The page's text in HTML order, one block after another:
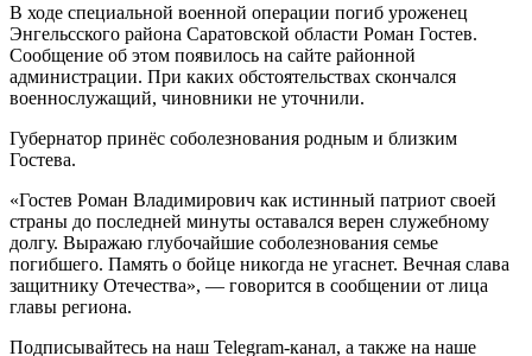
В ходе специальной военной операции погиб уроженец
Энгельсского района Саратовской области Роман Гостев.
Сообщение об этом появилось на сайте районной
администрации. При каких обстоятельствах скончался
военнослужащий, чиновники не уточнили.
Губернатор принёс соболезнования родным и близким
Гостева.
«Гостев Роман Владимирович как истинный патриот своей
страны до последней минуты оставался верен служебному
долгу. Выражаю глубочайшие соболезнования семье
погибшего. Память о бойце никогда не угаснет. Вечная слава
защитнику Отечества», — говорится в сообщении от лица
главы региона.
Подписывайтесь на наш Telegram-канал, а также на наше